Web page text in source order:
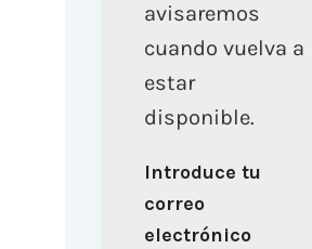
avisaremos
cuando vuelva a
estar
disponible.
Introduce tu
correo
electrónico